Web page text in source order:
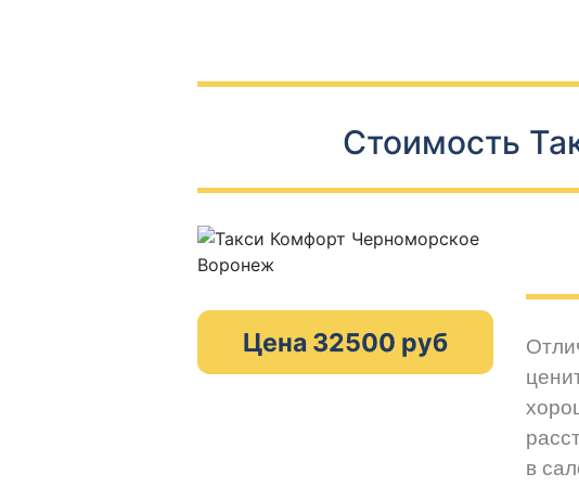
Стоимость
Цена 32500 руб
в